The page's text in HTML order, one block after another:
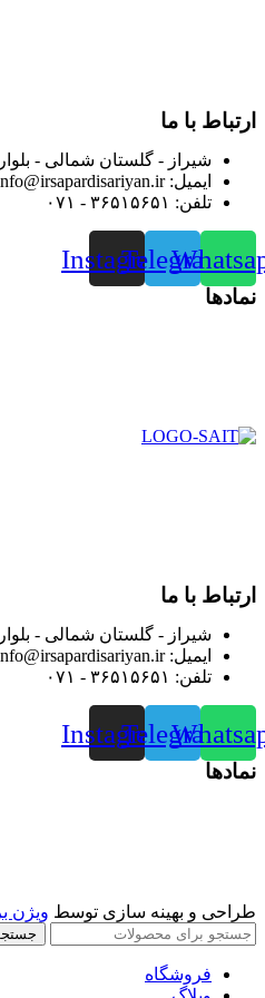
ارتباط با ما
شیراز - گلستان شمالی -
ایمیل: info@irsapardisariyan.ir
تلفن: ۳۶۵۱۵۶۵۱ - ۰۷۱
Telegram
Instagram
نمادها
ارتباط با ما
شیراز - گلستان شمالی -
ایمیل: info@irsapardisariyan.ir
تلفن: ۳۶۵۱۵۶۵۱ - ۰۷۱
Telegram
Instagram
نمادها
طراحی و بهینه سازی توسط ویژن
فروشگاه